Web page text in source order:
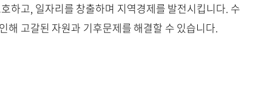
하고, 일자리를 창출하며 지역경제를 발전시킵니다. 수
해 고갈된 자원과 기후문제를 해결할 수 있습니다.